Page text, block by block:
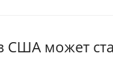
США может